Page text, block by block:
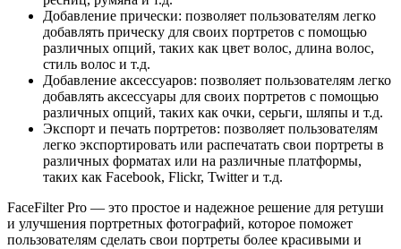
Добавление прически: позволяет пользователям легко
добавлять прическу для своих портретов с помощью
различных опций, таких как цвет волос, длина волос,
стиль волос и т.д.
Добавление аксессуаров: позволяет пользователям легко
добавлять аксессуары для своих портретов с помощью
различных опций, таких как очки, серьги, шляпы и т.д.
Экспорт и печать портретов: позволяет пользователям
легко экспортировать или распечатать свои портреты в
различных форматах или на различные платформы,
таких как Facebook, Flickr, Twitter и т.д.
FaceFilter Pro — это простое и надежное решение для ретуши
и улучшения портретных фотографий, которое поможет
пользователям сделать свои портреты более красивыми и